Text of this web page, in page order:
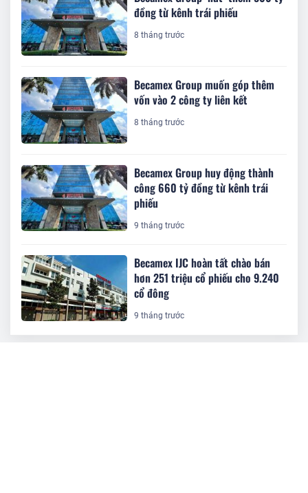
đồng từ kênh trái phiếu
8 tháng trước
Becamex Group muốn góp thêm
vốn vào 2 công ty liên kết
8 tháng trước
Becamex Group huy động thành
công 660 tỷ đồng từ kênh trái
phiếu
9 tháng trước
Becamex IJC hoàn tất chào bán
hơn 251 triệu cổ phiếu cho 9.240
cổ đông
9 tháng trước